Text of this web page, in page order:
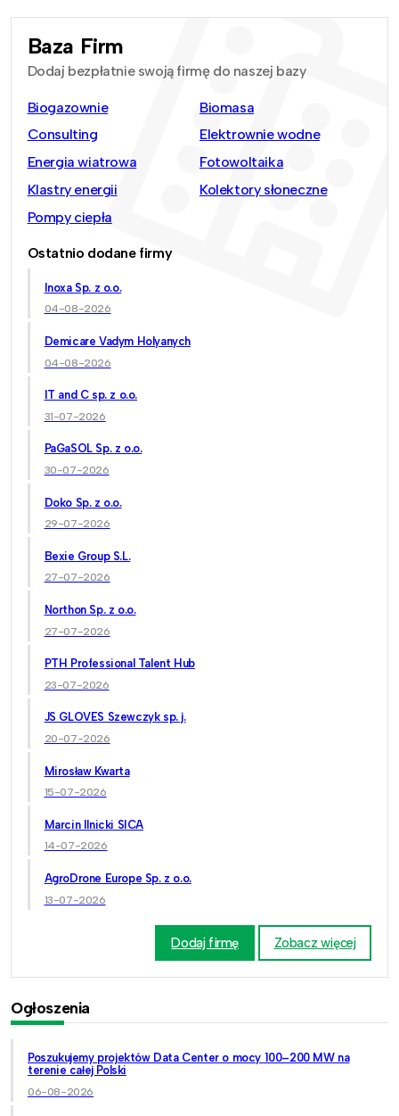
Baza Firm
Dodaj bezpłatnie swoją firmę do naszej bazy
Biogazownie
Biomasa
Consulting
Elektrownie wodne
Energia wiatrowa
Fotowoltaika
Klastry energii
Kolektory słoneczne
Pompy ciepła
Ostatnio dodane firmy
Inoxa Sp. z o.o.
04-08-2026
Demicare Vadym Holyanych
04-08-2026
IT and C sp. z o.o.
31-07-2026
PaGaSOL Sp. z o.o.
30-07-2026
Doko Sp. z o.o.
29-07-2026
Bexie Group S.L.
27-07-2026
Northon Sp. z o.o.
27-07-2026
PTH Professional Talent Hub
23-07-2026
JS GLOVES Szewczyk sp. j.
20-07-2026
Mirosław Kwarta
15-07-2026
Marcin Ilnicki SICA
14-07-2026
AgroDrone Europe Sp. z o.o.
13-07-2026
Dodaj firmę Zobacz więcej
Ogłoszenia
Poszukujemy projektów Data Center o mocy 100–200 MW na
terenie całej Polski
06-08-2026